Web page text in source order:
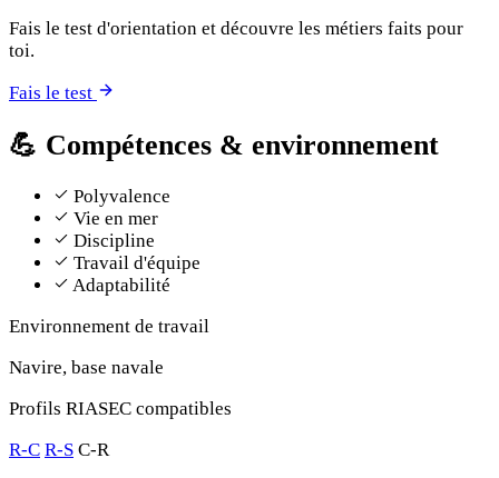
Fais le test d'orientation et découvre les métiers faits pour
toi.
Fais le test
💪 Compétences & environnement
Polyvalence
Vie en mer
Discipline
Travail d'équipe
Adaptabilité
Environnement de travail
Navire, base navale
Profils RIASEC compatibles
R-C R-S C-R